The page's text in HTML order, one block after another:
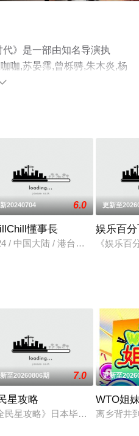
》是一部由知名导演执
咖,苏晏霈,曾栎骋,朱木炎,杨
昇达,徐玮吟,卓毓彤,浩角翔
星空电影网，更多相关信
，又是時候要準備好禮物！熱
20240704 6.0
懂事長
/ 中国大陆 / 港台综艺
更新至
娱乐百
《娱乐
至20260806期 7.0
星攻略
民星攻略》日本毕业典礼向学
更新至
WTO姐
离乡背井